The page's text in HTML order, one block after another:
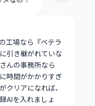
工場なら『ベテラ
引き継がれていな
んの事務所なら
時間がかかりすぎ
クリアになれば、
AIを入れましょ